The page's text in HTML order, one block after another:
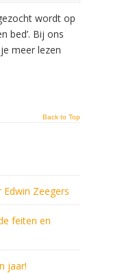
wordt op
bed’. Bij ons
meer lezen
Back to Top
Edwin Zeegers
feiten en
jaar!